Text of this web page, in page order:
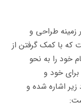
زمینه طراحی و
که با کمک گرفتن از
خود را به نحو
خود و
زیر اشاره شده و